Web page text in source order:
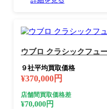
ウブロ クラシックフュ
９社平均買取価格
¥370,000円
店舗間買取価格差
¥70,000円